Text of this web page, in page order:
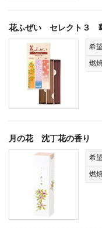
花ふぜい セレクト３
希
燃
月の花 沈丁花の香り
希
燃